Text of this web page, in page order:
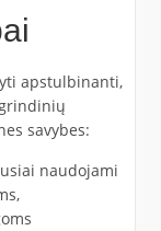
apstulbinanti,
savybes:
naudojami